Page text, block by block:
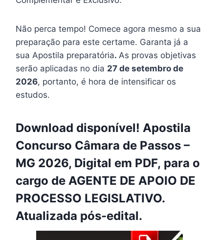
Não perca tempo! Comece agora mesmo a sua
preparação para este certame. Garanta já a
sua Apostila preparatória. As provas objetivas
serão aplicadas no dia 27 de setembro de
2026, portanto, é hora de intensificar os
estudos.
Download disponível! Apostila
Concurso Câmara de Passos –
MG 2026, Digital em PDF, para o
cargo de AGENTE DE APOIO DE
PROCESSO LEGISLATIVO.
Atualizada pós-edital.